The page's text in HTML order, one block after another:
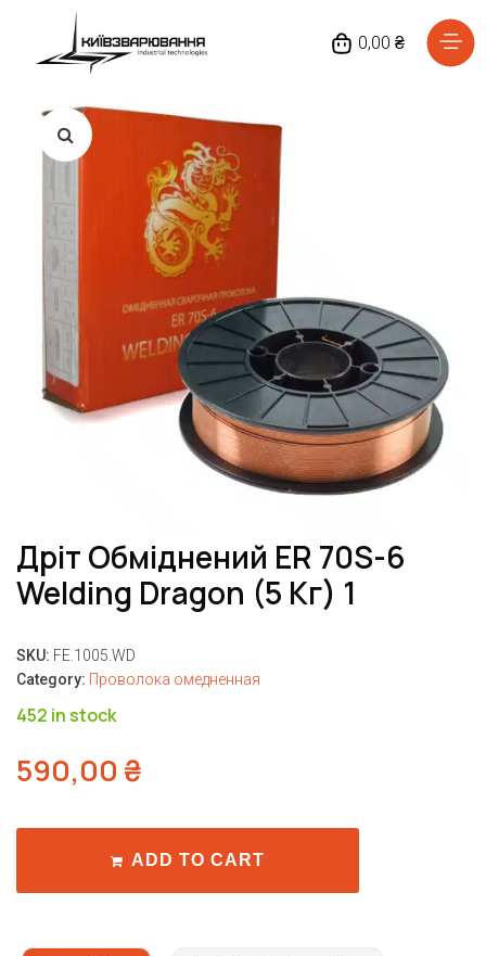
0,00 ₴
Дріт Обміднений ER 70S-6
Welding Dragon (5 Кг) 1
SKU: FE.1005.WD
Category: Проволока омедненная
452 in stock
590,00 ₴
ADD TO CART
Головна
Каталог товарів
Відгуки
Про нас
Доставка та оплата
Повернення та обмін